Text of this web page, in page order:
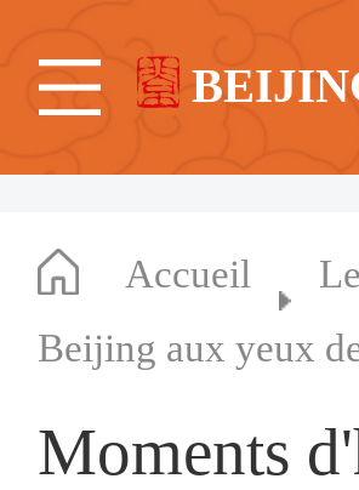
Accueil
Beijing aux yeux
Moments